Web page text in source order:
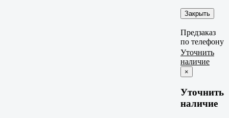
Закрыть
Предзаказ
по телефону
Уточнить
наличие
×
Уточнить
наличие